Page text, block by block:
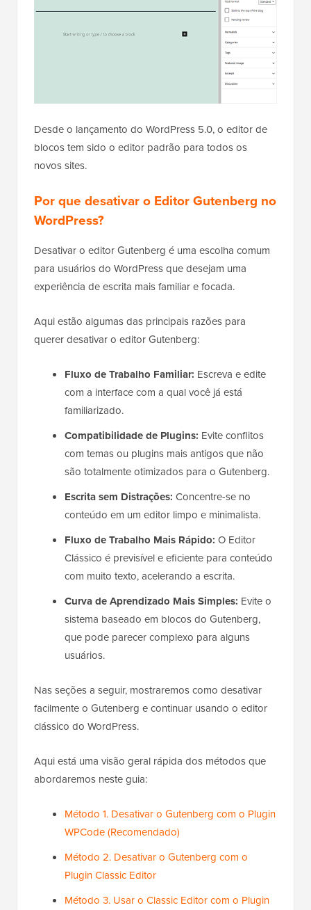
Desde o lançamento do WordPress 5.0, o editor de
blocos tem sido o editor padrão para todos os
novos sites.
Por que desativar o Editor Gutenberg no
WordPress?
Desativar o editor Gutenberg é uma escolha comum
para usuários do WordPress que desejam uma
experiência de escrita mais familiar e focada.
Aqui estão algumas das principais razões para
querer desativar o editor Gutenberg:
Fluxo de Trabalho Familiar: Escreva e edite
com a interface com a qual você já está
familiarizado.
Compatibilidade de Plugins: Evite conflitos
com temas ou plugins mais antigos que não
são totalmente otimizados para o Gutenberg.
Escrita sem Distrações: Concentre-se no
conteúdo em um editor limpo e minimalista.
Fluxo de Trabalho Mais Rápido: O Editor
Clássico é previsível e eficiente para conteúdo
com muito texto, acelerando a escrita.
Curva de Aprendizado Mais Simples: Evite o
sistema baseado em blocos do Gutenberg,
que pode parecer complexo para alguns
usuários.
Nas seções a seguir, mostraremos como desativar
facilmente o Gutenberg e continuar usando o editor
clássico do WordPress.
Aqui está uma visão geral rápida dos métodos que
abordaremos neste guia:
Método 1. Desativar o Gutenberg com o Plugin
WPCode (Recomendado)
Método 2. Desativar o Gutenberg com o
Plugin Classic Editor
Método 3. Usar o Classic Editor com o Plugin